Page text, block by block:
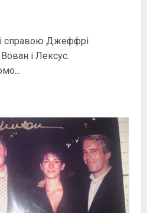
справою Джеффрі
і Лексус.